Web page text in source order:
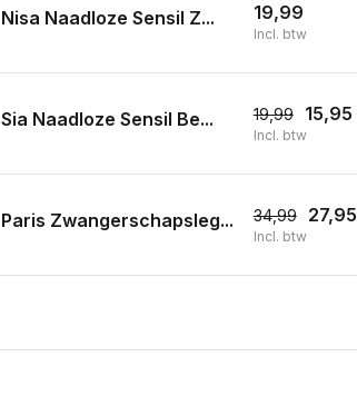
Nisa Naadloze Sensil Z... 19,99
Incl. btw
Sia Naadloze Sensil Be... 19,99 15,95
Incl. btw
Paris Zwangerschapsleg... 34,99 27,95
Incl. btw